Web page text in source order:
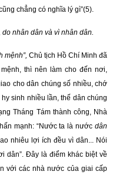
chẳng có nghĩa lý gì”(5).
nhân dân và vì nhân dân.
mệnh”, Chủ tịch Hồ Chí Minh đã
thì nên làm cho đến nơi,
cho dân chúng số nhiều, chớ
sinh nhiều lần, thế dân chúng
Tháng Tám thành công, Nhà
mạnh: “Nước ta là nước dân
nhiêu lợi ích đều vì dân... Nói
dân”. Đây là điểm khác biệt về
với các nhà nước của giai cấp